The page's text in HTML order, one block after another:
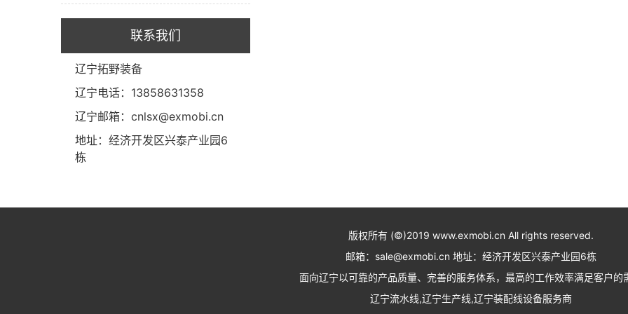
联系我们
辽宁拓野装备
辽宁电话：13858631358
辽宁邮箱：cnlsx@exmobi.cn
地址：经济开发区兴泰产业园6
栋
版权所有 (©)2019 www.exmobi.cn All rights reserved.
邮箱：sale@exmobi.cn 地址：经济开发区兴泰产业园6栋
面向辽宁以可靠的产品质量、完善的服务体系，最高的工作效率满足客户的
辽宁流水线,辽宁生产线,辽宁装配线设备服务商